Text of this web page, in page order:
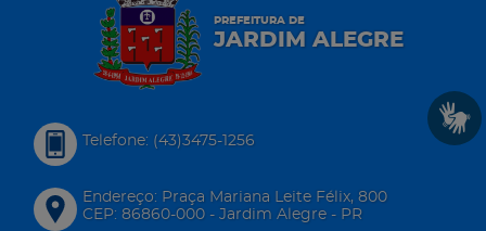
PREFEITURA DE
JARDIM ALEGRE
Telefone: (43)3475-1256
Endereço: Praça Mariana Leite Félix, 800
CEP: 86860-000 - Jardim Alegre - PR